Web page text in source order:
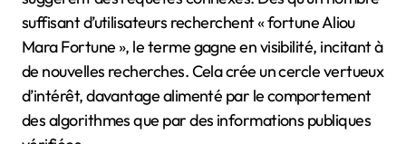
suffisant d’utilisateurs recherchent « fortune Aliou
Mara Fortune », le terme gagne en visibilité, incitant à
de nouvelles recherches. Cela crée un cercle vertueux
d’intérêt, davantage alimenté par le comportement
des algorithmes que par des informations publiques